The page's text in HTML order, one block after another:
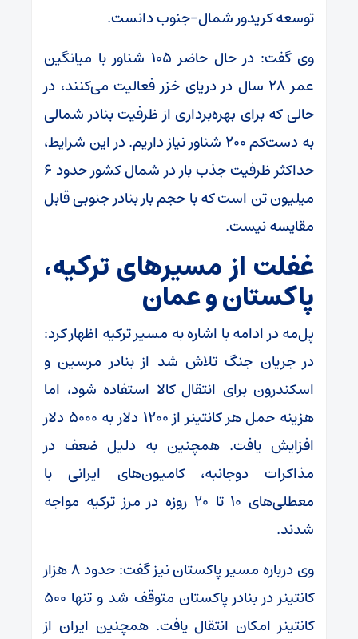
توسعه کریدور شمال-جنوب دانست.
وی گفت: در حال حاضر ۱۰۵ شناور با میانگین
عمر ۲۸ سال در دریای خزر فعالیت می‌کنند، در
حالی که برای بهره‌برداری از ظرفیت بنادر شمالی
به دست‌کم ۲۰۰ شناور نیاز داریم. در این شرایط،
حداکثر ظرفیت جذب بار در شمال کشور حدود ۶
میلیون تن است که با حجم بار بنادر جنوبی قابل
مقایسه نیست.
غفلت از مسیر‌های ترکیه،
پاکستان و عمان
پل‌مه در ادامه با اشاره به مسیر ترکیه اظهار کرد:
در جریان جنگ تلاش شد از بنادر مرسین و
اسکندرون برای انتقال کالا استفاده شود، اما
هزینه حمل هر کانتینر از ۱۲۰۰ دلار به ۵۰۰۰ دلار
افزایش یافت. همچنین به دلیل ضعف در
مذاکرات دوجانبه، کامیون‌های ایرانی با
معطلی‌های ۱۰ تا ۲۰ روزه در مرز ترکیه مواجه
شدند.
وی درباره مسیر پاکستان نیز گفت: حدود ۸ هزار
کانتینر در بنادر پاکستان متوقف شد و تنها ۵۰۰
کانتینر امکان انتقال یافت. همچنین ایران از